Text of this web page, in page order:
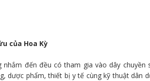
của Hoa Kỳ
đến đều có tham gia vào dây chuyền
dược phẩm, thiết bị y tế cùng kỹ thuật dân